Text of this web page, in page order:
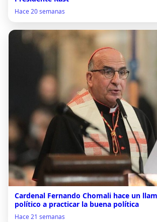
Hace 20 semanas
Cardenal Fernando Chomali hace un
político a practicar la buena política
Hace 21 semanas